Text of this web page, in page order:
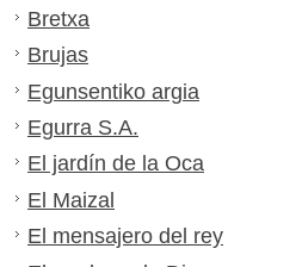
Bretxa
Brujas
Egunsentiko argia
Egurra S.A.
El jardín de la Oca
El Maizal
El mensajero del rey